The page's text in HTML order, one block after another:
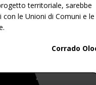
territoriale, sarebbe
le Unioni di Comuni e le
Corrado